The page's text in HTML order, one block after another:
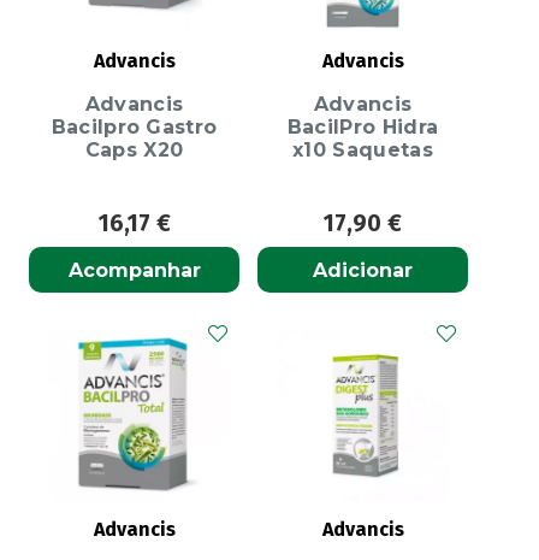
Advancis
Advancis
Bacilpro Gastro
Caps X20
16,17 €
Acompanhar
Advancis
Advancis
BacilPro Hidra
x10 Saquetas
17,90 €
Adicionar
Advancis
Advancis